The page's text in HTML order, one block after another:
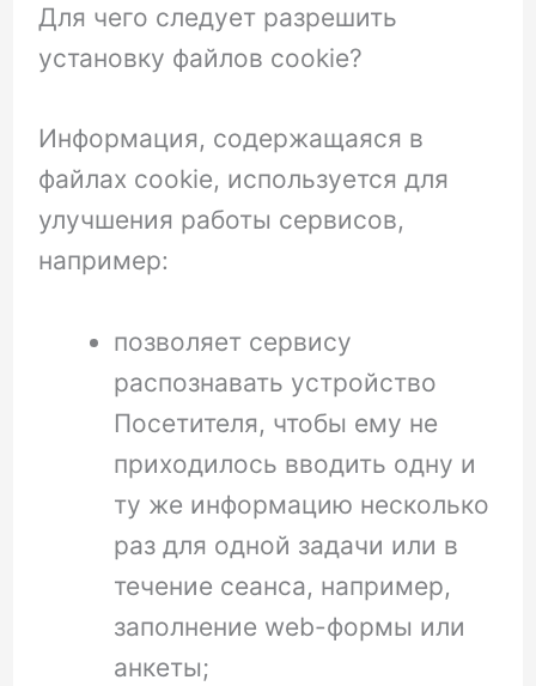
Для чего следует разрешить
установку файлов cookie?
Информация, содержащаяся в
файлах cookie, используется для
улучшения работы сервисов,
например:
позволяет сервису
распознавать устройство
Посетителя, чтобы ему не
приходилось вводить одну и
ту же информацию несколько
раз для одной задачи или в
течение сеанса, например,
заполнение web-формы или
анкеты;